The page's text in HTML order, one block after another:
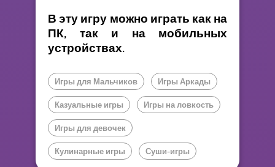
В эту игру можно играть как на
ПК, так и на мобильных
устройствах.
Игры для Мальчиков Игры Аркады
Казуальные игры Игры на ловкость
Игры для девочек
Кулинарные игры Суши-игры